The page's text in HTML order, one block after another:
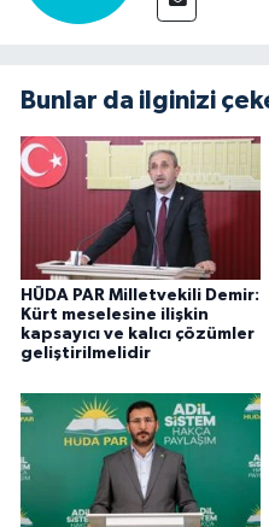
Bunlar da ilginizi
HÜDA PAR Milletvekili Demir:
Kürt meselesine ilişkin
kapsayıcı ve kalıcı çözümler
geliştirilmelidir